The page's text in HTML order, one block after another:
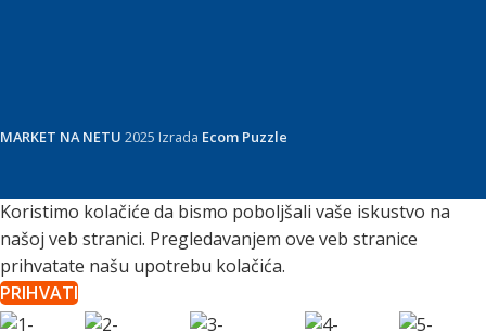
MARKET NA NETU 2025 Izrada Ecom Puzzle
Koristimo kolačiće da bismo poboljšali vaše iskustvo na
našoj veb stranici. Pregledavanjem ove veb stranice
prihvatate našu upotrebu kolačića.
PRIHVATI